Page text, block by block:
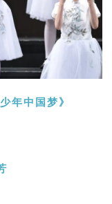
年中国梦》